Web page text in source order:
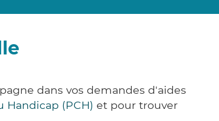
dans vos demandes d'aides
Handicap (PCH) et pour trouver